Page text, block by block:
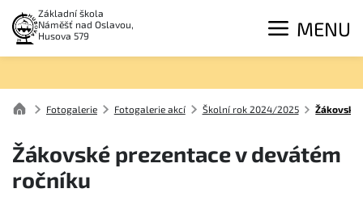
Základní škola
Náměšť nad Oslavou,
Husova 579
MENU
Fotogalerie Fotogalerie akcí Školní rok 2024/2025 Žákovské
Žákovské prezentace v devátém
ročníku